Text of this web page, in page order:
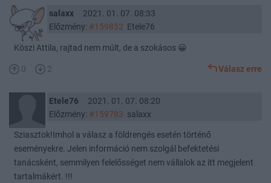
salaxx
2021. 01. 07. 08:33
Előzmény: #159852 Etele76
Köszi Attila, rajtad nem múlt, de a szokásos 😀
0 2 Válasz erre
Etele76
2021. 01. 07. 08:20
Előzmény: #159783 salaxx
Sziasztok!Imhol a válasz a földrengés esetén történő
eseményekre. Jelen információ nem szolgál befektetési
tanácsként, semmilyen felelősséget nem vállalok az itt megjelent
tartalmákért. !!!